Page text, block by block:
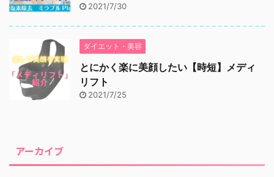
2021/7/30
ダイエット・美容
とにかく楽に美顔したい【時短】メディ
リフト
2021/7/25
アーカイブ